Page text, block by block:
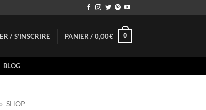
/ S’INSCRIRE PANIER / 0,00€ 0
BLOG
» SHOP